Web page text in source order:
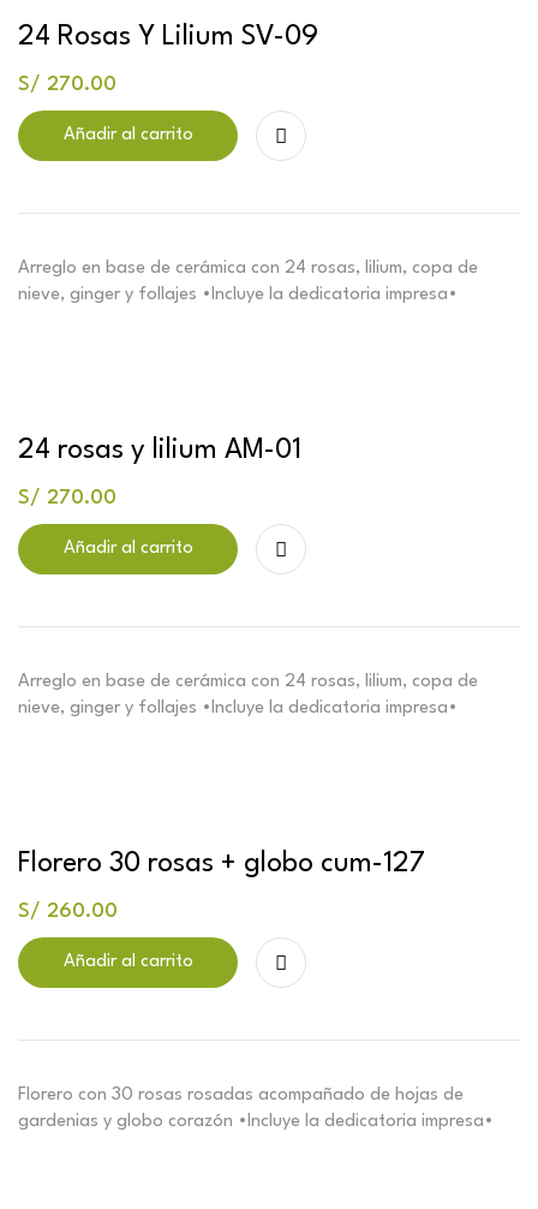
24 Rosas Y Lilium SV-09
S/ 270.00
Añadir al carrito
Arreglo en base de cerámica con 24 rosas, lilium, copa de
nieve, ginger y follajes •Incluye la dedicatoria impresa•
24 rosas y lilium AM-01
S/ 270.00
Añadir al carrito
Arreglo en base de cerámica con 24 rosas, lilium, copa de
nieve, ginger y follajes •Incluye la dedicatoria impresa•
Florero 30 rosas + globo cum-127
S/ 260.00
Añadir al carrito
Florero con 30 rosas rosadas acompañado de hojas de
gardenias y globo corazón •Incluye la dedicatoria impresa•